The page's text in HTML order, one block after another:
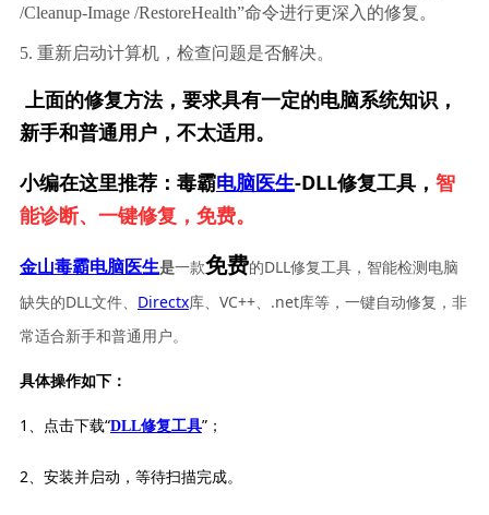
/Cleanup-Image /RestoreHealth”命令进行更深入的修复。
5. 重新启动计算机，检查问题是否解决。
上面的修复方法，要求具有一定的电脑系统知识，
新手和普通用户，不太适用。
小编在这里推荐：毒霸电脑医生-DLL修复工具， 智
能诊断、一键修复，免费。
金山毒霸电脑医生是一款免费的DLL修复工具，智能检测电脑
缺失的DLL文件、 Directx库、VC++、.net库等，一键自动修复，非
常适合新手和普通用户。
具体操作如下：
1、点击下载“DLL修复工具”；
2、安装并启动，等待扫描完成。